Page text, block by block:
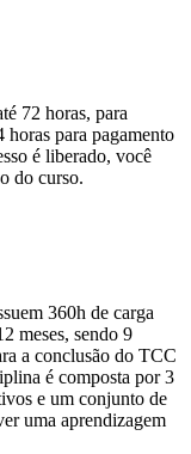
72 horas, para
horas para pagamento
é liberado, você
do curso.
360h de carga
meses, sendo 9
a conclusão do TCC
é composta por 3
e um conjunto de
uma aprendizagem